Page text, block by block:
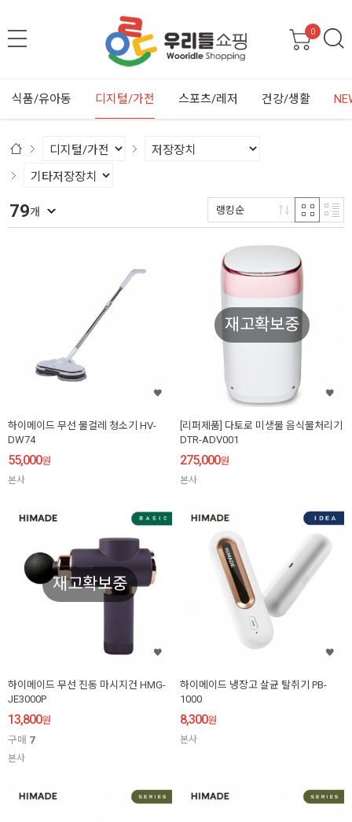
0
식품/유아동 디지털/가전 스포츠/레저 건강/생활
79개 랭킹순
하이메이드 무선 물걸레 청소기 HV-
DW74
55,000원
본사
재고확보중
[리퍼제품] 다토로 미생물 음식물처리기
DTR-ADV001
275,000원
본사
재고확보중
하이메이드 무선 진동 마시지건 HMG-
JE3000P
13,800원
구매 7
본사
하이메이드 냉장고 살균 탈취기 PB-
1000
8,300원
본사